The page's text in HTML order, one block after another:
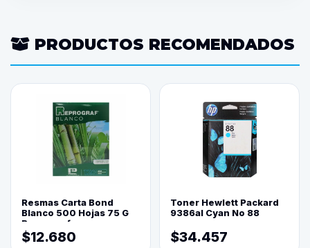
PRODUCTOS RECOMENDADOS
Resmas Carta Bond
Blanco 500 Hojas 75 G
Reprograf.
$12.680
Toner Hewlett Packard
9386al Cyan No 88
$34.457